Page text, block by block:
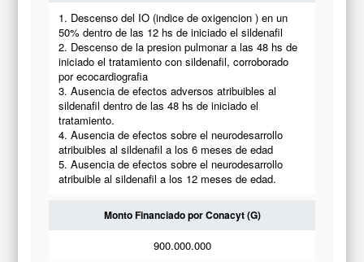
1. Descenso del IO (indice de oxigencion ) en un
50% dentro de las 12 hs de iniciado el sildenafil
2. Descenso de la presion pulmonar a las 48 hs de
iniciado el tratamiento con sildenafil, corroborado
por ecocardiografia
3. Ausencia de efectos adversos atribuibles al
sildenafil dentro de las 48 hs de iniciado el
tratamiento.
4. Ausencia de efectos sobre el neurodesarrollo
atribuibles al sildenafil a los 6 meses de edad
5. Ausencia de efectos sobre el neurodesarrollo
atribuible al sildenafil a los 12 meses de edad.
Monto Financiado por Conacyt (G)
900.000.000